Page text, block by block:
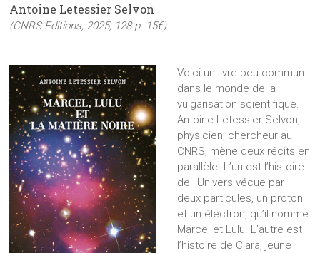
Antoine Letessier Selvon
(CNRS Editions, 2025, 128 p. 15€)
Voici un livre peu commun
dans le monde de la
vulgarisation scientifique.
Antoine Letessier Selvon,
physicien, chercheur au
CNRS, mène deux récits en
parallèle. L’un est l’histoire
de l’Univers vécue par
deux particules, un proton
et un électron, qu’il nomme
Marcel et Lulu. L’autre est
l’histoire de Clara, jeune